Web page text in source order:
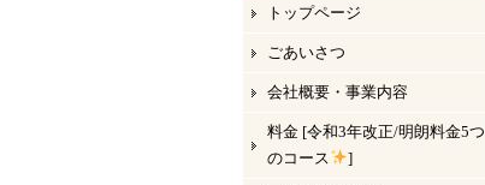
トップページ
ごあいさつ
会社概要・事業内容
料金 [令和3年改正/明朗料金5つ
のコース
]